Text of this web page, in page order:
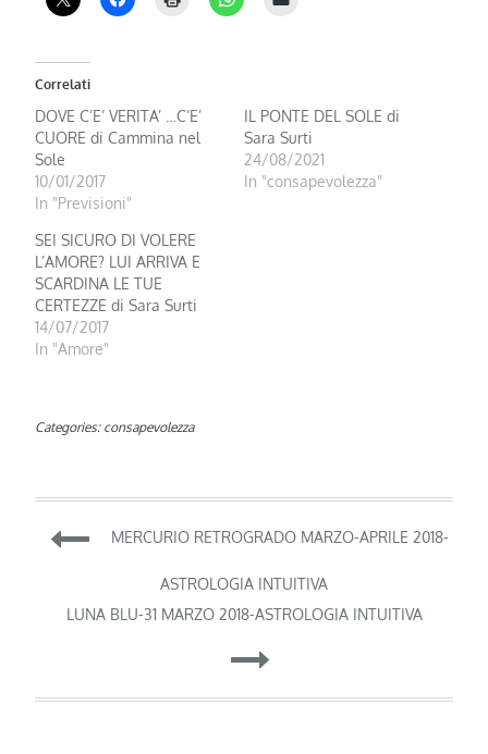
Correlati
DOVE C’E’ VERITA’ …C’E’
CUORE di Cammina nel
Sole
10/01/2017
In "Previsioni"
IL PONTE DEL SOLE di
Sara Surti
24/08/2021
In "consapevolezza"
SEI SICURO DI VOLERE
L’AMORE? LUI ARRIVA E
SCARDINA LE TUE
CERTEZZE di Sara Surti
14/07/2017
In "Amore"
Categories: consapevolezza
Navigazione
articoli
MERCURIO RETROGRADO MARZO-APRILE 2018-
ASTROLOGIA INTUITIVA
LUNA BLU-31 MARZO 2018-ASTROLOGIA INTUITIVA